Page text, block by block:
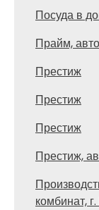
Посуда в
Прайм,
Престиж
Престиж
Престиж
Престиж,
комбинат,